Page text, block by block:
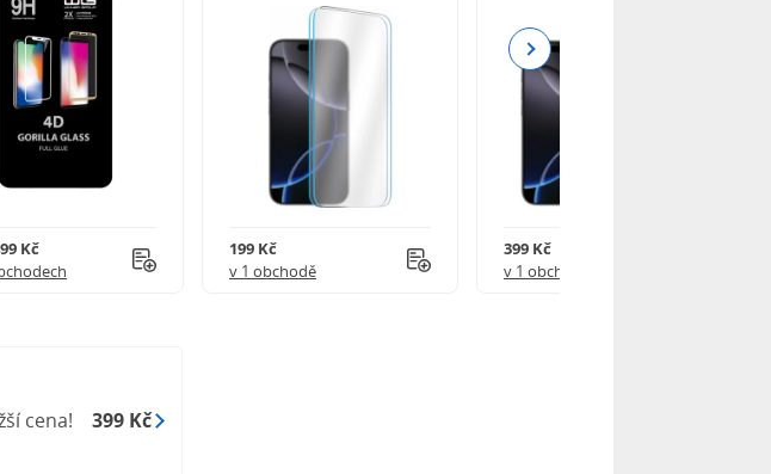
Kč
199 Kč
v 1 obchodě
399 Kč
v 1 obchodě
Next
cena! 399 Kč